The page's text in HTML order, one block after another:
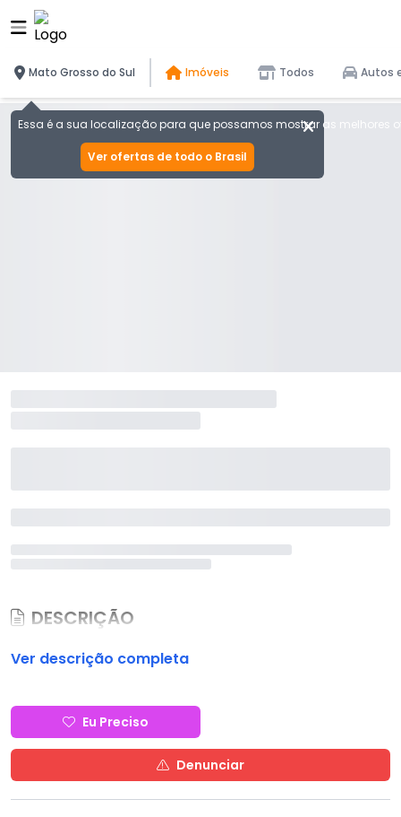
Mato Grosso do Sul
Essa é a sua localização para que possamos mostrar as melhores
Ver ofertas de todo o Brasil
Imóveis Todos Autos
DESCRIÇÃO
Ver descrição completa
Eu Preciso
Denunciar